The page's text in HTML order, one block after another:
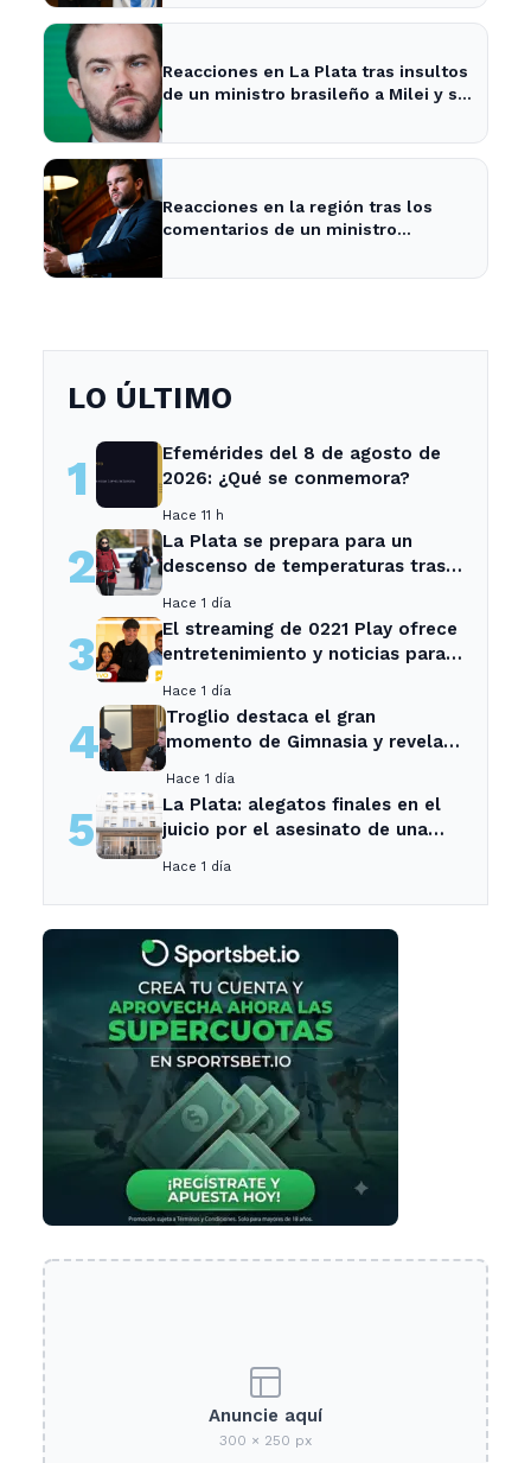
Reacciones en La Plata tras insultos
de un ministro brasileño a Milei y su
Reacciones en la región tras los
comentarios de un ministro
LO ÚLTIMO
1
Efemérides del 8 de agosto de
2026: ¿Qué se conmemora?
Hace 11 h
2
La Plata se prepara para un
descenso de temperaturas tras
Hace 1 día
3
El streaming de 0221 Play ofrece
entretenimiento y noticias para
Ensenada.
Hace 1 día
4
Troglio destaca el gran
momento de Gimnasia y revela
Hace 1 día
5
La Plata: alegatos finales en el
juicio por el asesinato de una
Hace 1 día
Anuncie aquí
300 × 250 px